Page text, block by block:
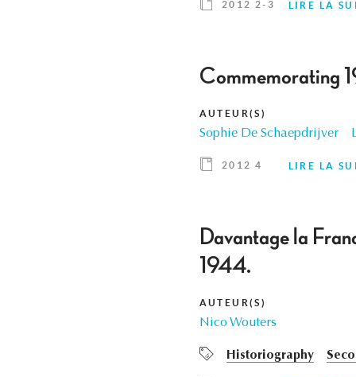
2012 2-3 LIRE LA
Commemorating
AUTEUR(S)
Sophie De Schaepdrijver
2012 4 LIRE LA
Davantage la
1944.
AUTEUR(S)
Nico Wouters
Historiography